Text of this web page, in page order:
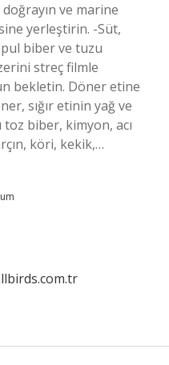
ve marine
yerleştirin. -Süt,
biber ve tuzu
streç filmle
bekletin. Döner etine
sığır etinin yağ ve
toz biber, kimyon, acı
köri, kekik,…